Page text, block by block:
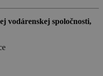
vodárenskej spoločnosti,